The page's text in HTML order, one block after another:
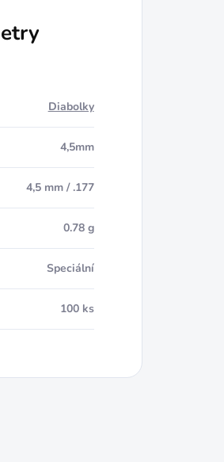
Diabolky
4,5mm
4,5 mm / .177
0.78 g
Speciální
100 ks